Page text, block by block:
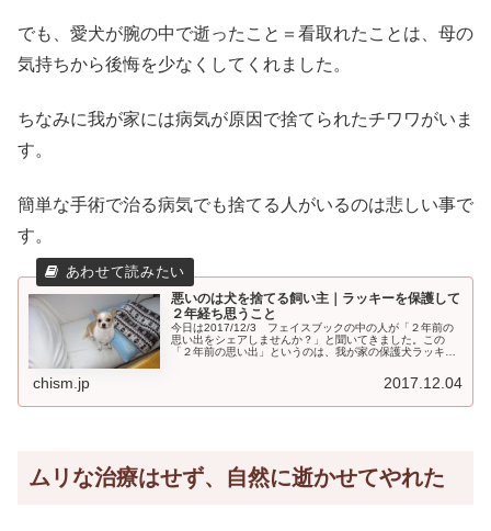
でも、愛犬が腕の中で逝ったこと＝看取れたことは、母の
気持ちから後悔を少なくしてくれました。
ちなみに我が家には病気が原因で捨てられたチワワがいま
す。
簡単な手術で治る病気でも捨てる人がいるのは悲しい事で
す。
悪いのは犬を捨てる飼い主｜ラッキーを保護して
２年経ち思うこと
今日は2017/12/3 フェイスブックの中の人が「２年前の
思い出をシェアしませんか？」と聞いてきました。この
「２年前の思い出」というのは、我が家の保護犬ラッキー
chism.jp 2017.12.04
ムリな治療はせず、自然に逝かせてやれた